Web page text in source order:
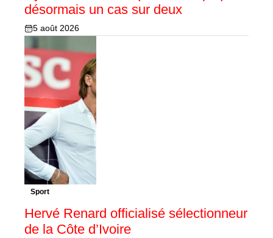
désormais un cas sur deux
5 août 2026
Sport
Hervé Renard officialisé sélectionneur
de la Côte d’Ivoire